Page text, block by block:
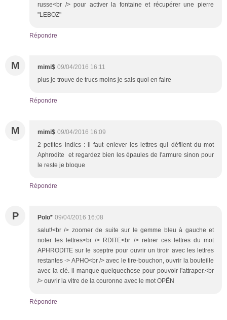
russe<br /> pour activer la fontaine et récupérer une pierre
"LEBOZ"
Répondre
M mimi$ 09/04/2016 16:11
plus je trouve de trucs moins je sais quoi en faire
Répondre
M mimi$ 09/04/2016 16:09
2 petites indics : il faut enlever les lettres qui défilent du mot
Aphrodite et regardez bien les épaules de l'armure sinon pour
le reste je bloque
Répondre
P Polo* 09/04/2016 16:08
salut!<br /> zoomer de suite sur le gemme bleu à gauche et
noter les lettres<br /> RDITE<br /> retirer ces lettres du mot
APHRODITE sur le sceptre pour ouvrir un tiroir avec les lettres
restantes -> APHO<br /> avec le tire-bouchon, ouvrir la bouteille
avec la clé. il manque quelquechose pour pouvoir l'attraper.<br
/> ouvrir la vitre de la couronne avec le mot OPËN
Répondre